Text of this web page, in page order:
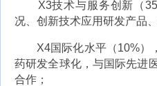
X3技术与服务创新（
况、创新技术应用研发产品
X4国际化水平（10%）
药研发全球化，与国际先进
合作；